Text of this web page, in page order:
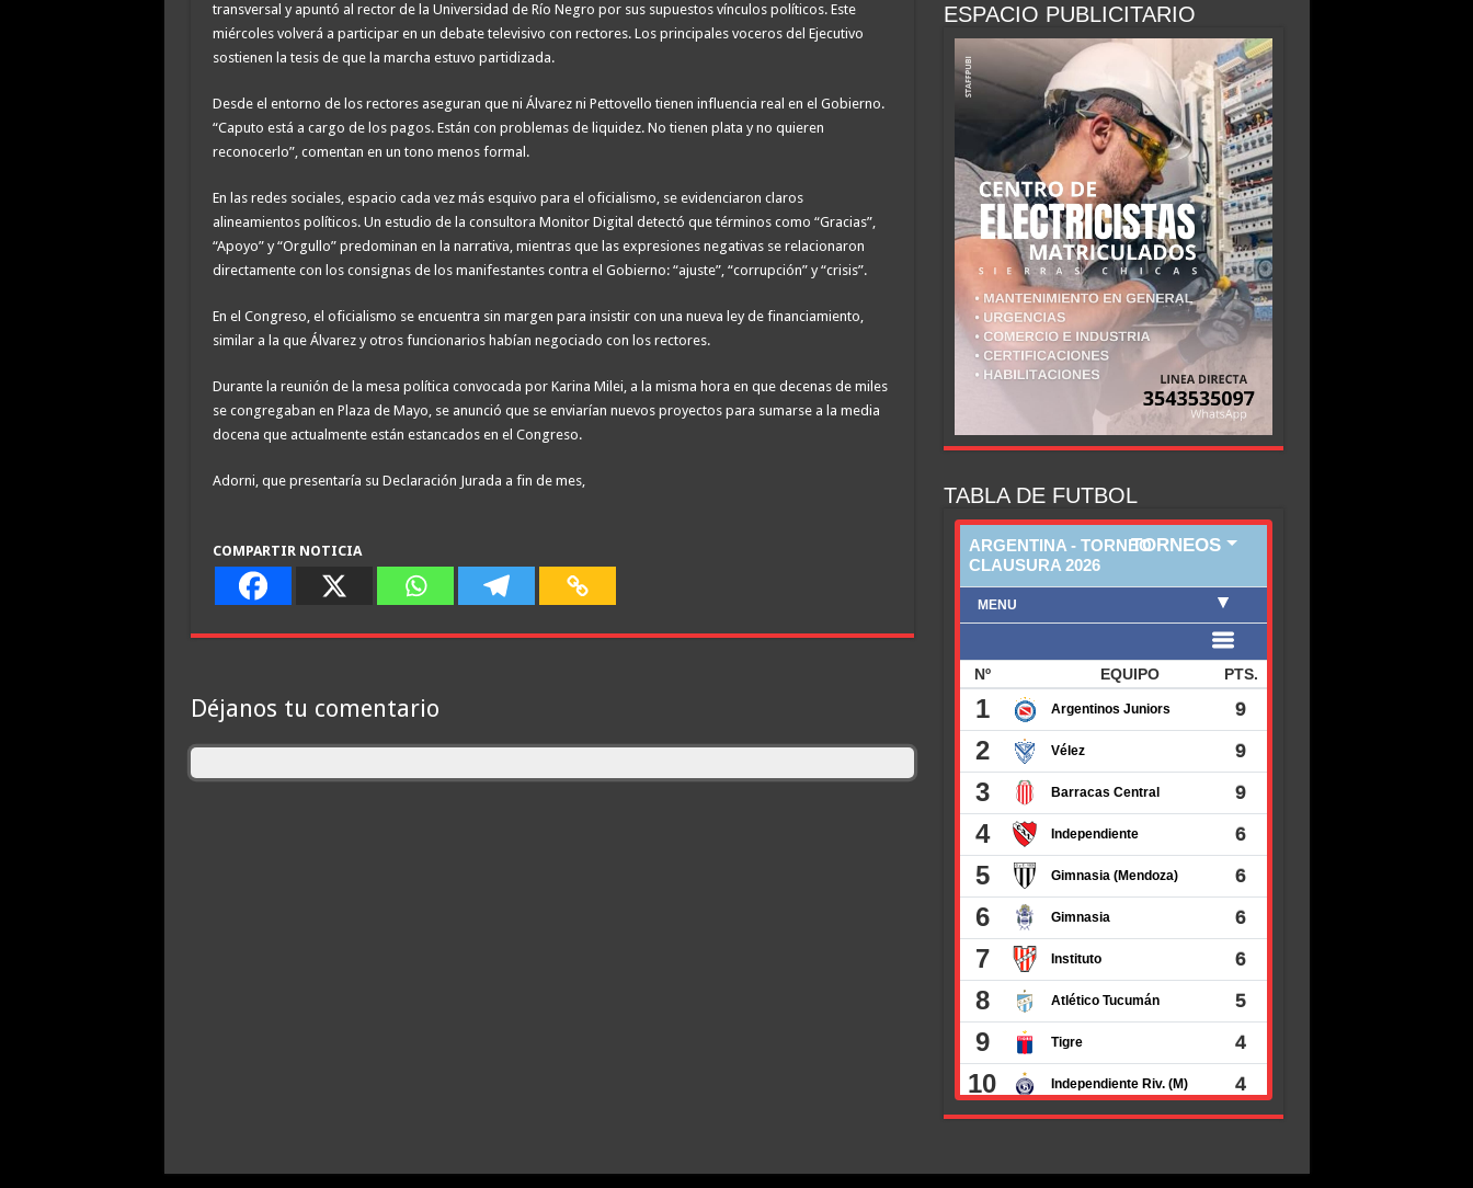
transversal y apuntó al rector de la Universidad de Río Negro por sus supuestos vínculos políticos. Este
miércoles volverá a participar en un debate televisivo con rectores. Los principales voceros del Ejecutivo
sostienen la tesis de que la marcha estuvo partidizada.
Desde el entorno de los rectores aseguran que ni Álvarez ni Pettovello tienen influencia real en el Gobierno.
“Caputo está a cargo de los pagos. Están con problemas de liquidez. No tienen plata y no quieren
reconocerlo”, comentan en un tono menos formal.
En las redes sociales, espacio cada vez más esquivo para el oficialismo, se evidenciaron claros
alineamientos políticos. Un estudio de la consultora Monitor Digital detectó que términos como “Gracias”,
“Apoyo” y “Orgullo” predominan en la narrativa, mientras que las expresiones negativas se relacionaron
directamente con los consignas de los manifestantes contra el Gobierno: “ajuste”, “corrupción” y “crisis”.
En el Congreso, el oficialismo se encuentra sin margen para insistir con una nueva ley de financiamiento,
similar a la que Álvarez y otros funcionarios habían negociado con los rectores.
Durante la reunión de la mesa política convocada por Karina Milei, a la misma hora en que decenas de miles
se congregaban en Plaza de Mayo, se anunció que se enviarían nuevos proyectos para sumarse a la media
docena que actualmente están estancados en el Congreso.
Adorni, que presentaría su Declaración Jurada a fin de mes,
COMPARTIR NOTICIA
Déjanos tu comentario
ESPACIO PUBLICITARIO
TABLA DE FUTBOL